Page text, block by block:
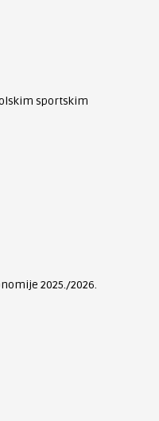
sportskim
2025./2026.